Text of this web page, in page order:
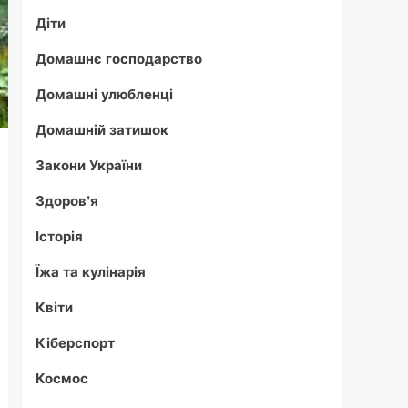
Діти
Домашнє господарство
Домашні улюбленці
Домашній затишок
Закони України
Здоров'я
Історія
Їжа та кулінарія
Квіти
Кіберспорт
Космос